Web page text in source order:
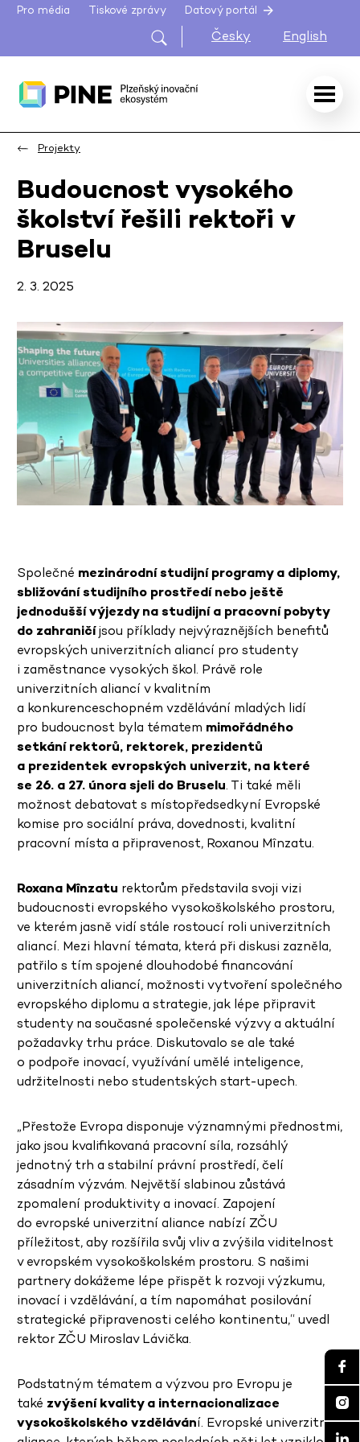
Pro média Tiskové zprávy Datový portál
Česky English
Projekty
Budoucnost vysokého
školství řešili rektoři v
Bruselu
2. 3. 2025
Společné mezinárodní studijní programy a diplomy,
sbližování studijního prostředí nebo ještě
jednodušší výjezdy na studijní a pracovní pobyty
do zahraničíjsou příklady nejvýraznějších benefitů
evropských univerzitních aliancí pro studenty
i zaměstnance vysokých škol. Právě role
univerzitních aliancí v kvalitním
a konkurenceschopném vzdělávání mladých lidí
pro budoucnost byla tématem mimořádného
setkání rektorů, rektorek, prezidentů
a prezidentek evropských univerzit, na které
se 26. a 27. února sjeli do Bruselu. Ti také měli
možnost debatovat s místopředsedkyní Evropské
komise pro sociální práva, dovednosti, kvalitní
pracovní místa a připravenost, Roxanou Mînzatu.
Roxana Mînzatu rektorům představila svoji vizi
budoucnosti evropského vysokoškolského prostoru,
ve kterém jasně vidí stále rostoucí roli univerzitních
aliancí. Mezi hlavní témata, která při diskusi zazněla,
patřilo s tím spojené dlouhodobé financování
univerzitních aliancí, možnosti vytvoření společného
evropského diplomu a strategie, jak lépe připravit
studenty na současné společenské výzvy a aktuální
požadavky trhu práce. Diskutovalo se ale také
o podpoře inovací, využívání umělé inteligence,
udržitelnosti nebo studentských start-upech.
„Přestože Evropa disponuje významnými přednostmi,
jako jsou kvalifikovaná pracovní síla, rozsáhlý
jednotný trh a stabilní právní prostředí, čelí
zásadním výzvám. Největší slabinou zůstává
zpomalení produktivity a inovací. Zapojení
do evropské univerzitní aliance nabízí ZČU
příležitost, aby rozšířila svůj vliv a zvýšila viditelnost
v evropském vysokoškolském prostoru. S našimi
partnery dokážeme lépe přispět k rozvoji výzkumu,
inovací i vzdělávání, a tím napomáhat posilování
strategické připravenosti celého kontinentu,“ uvedl
rektor ZČU Miroslav Lávička.
Podstatným tématem a výzvou pro Evropu je
také zvýšení kvality a internacionalizace
vysokoškolského vzdělávání. Evropské univerzitní